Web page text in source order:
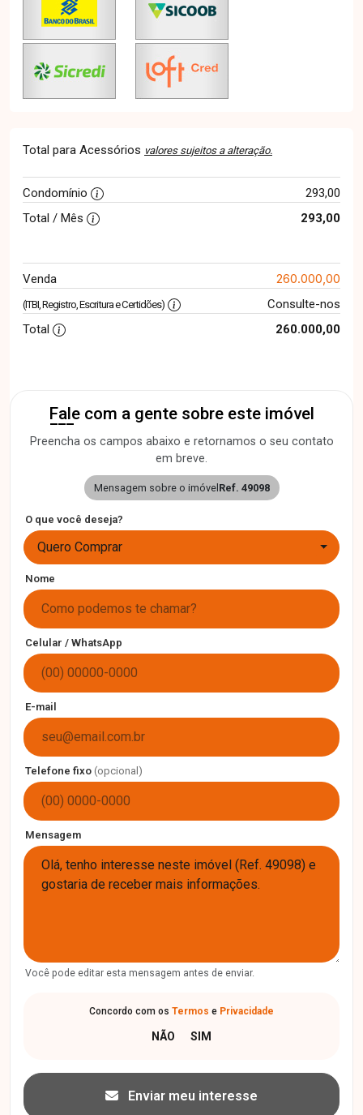
Total para Acessórios valores sujeitos a alteração.
Condomínio
293,00
Total / Mês
293,00
Venda 260.000,00
(ITBI, Registro, Escritura e Certidões)
Consulte-nos
Total
260.000,00
Fale com a gente sobre este imóvel
Preencha os campos abaixo e retornamos o seu contato
em breve.
Mensagem sobre o imóvel Ref. 49098
O que você deseja?
Quero Comprar
Nome
Celular / WhatsApp
E-mail
Telefone fixo (opcional)
Mensagem
Você pode editar esta mensagem antes de enviar.
Concordo com os Termos e Privacidade
Enviar meu interesse